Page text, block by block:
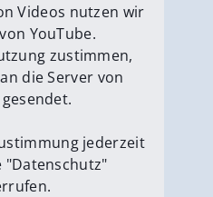
erlauben
Videos nutzen wir
YouTube.
zustimmen,
die Server von
jederzeit
"Datenschutz"